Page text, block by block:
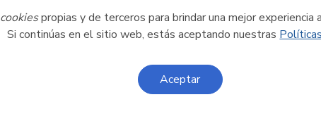
cookiespropias y de terceros para brindar una mejor experiencia
Si continúas en el sitio web, estás aceptando nuestras
Aceptar